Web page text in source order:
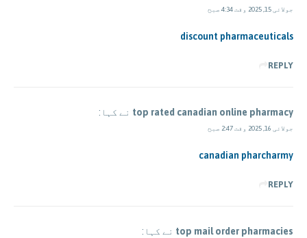
جولائی 15, 2025 وقت 4:34 صبح
discount pharmaceuticals
REPLY
top rated canadian online pharmacy نے کہا:
جولائی 16, 2025 وقت 2:47 صبح
canadian pharcharmy
REPLY
top mail order pharmacies نے کہا: